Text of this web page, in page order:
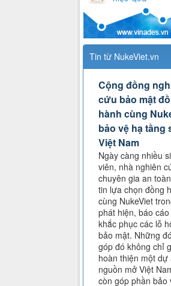
Tin từ NukeViet.vn
Cộng đồng
cứu bảo mật
hành cùng
bảo vệ hạ tầng
Việt Nam
Ngày càng nhiều
viên, nhà nghiên
chuyên gia an
tin lựa chọn đồng
cùng NukeViet
phát hiện, báo
khắc phục các lỗ
bảo mật. Những
góp đó không chỉ
hoàn thiện một dự
nguồn mở Việt
còn góp phần bảo